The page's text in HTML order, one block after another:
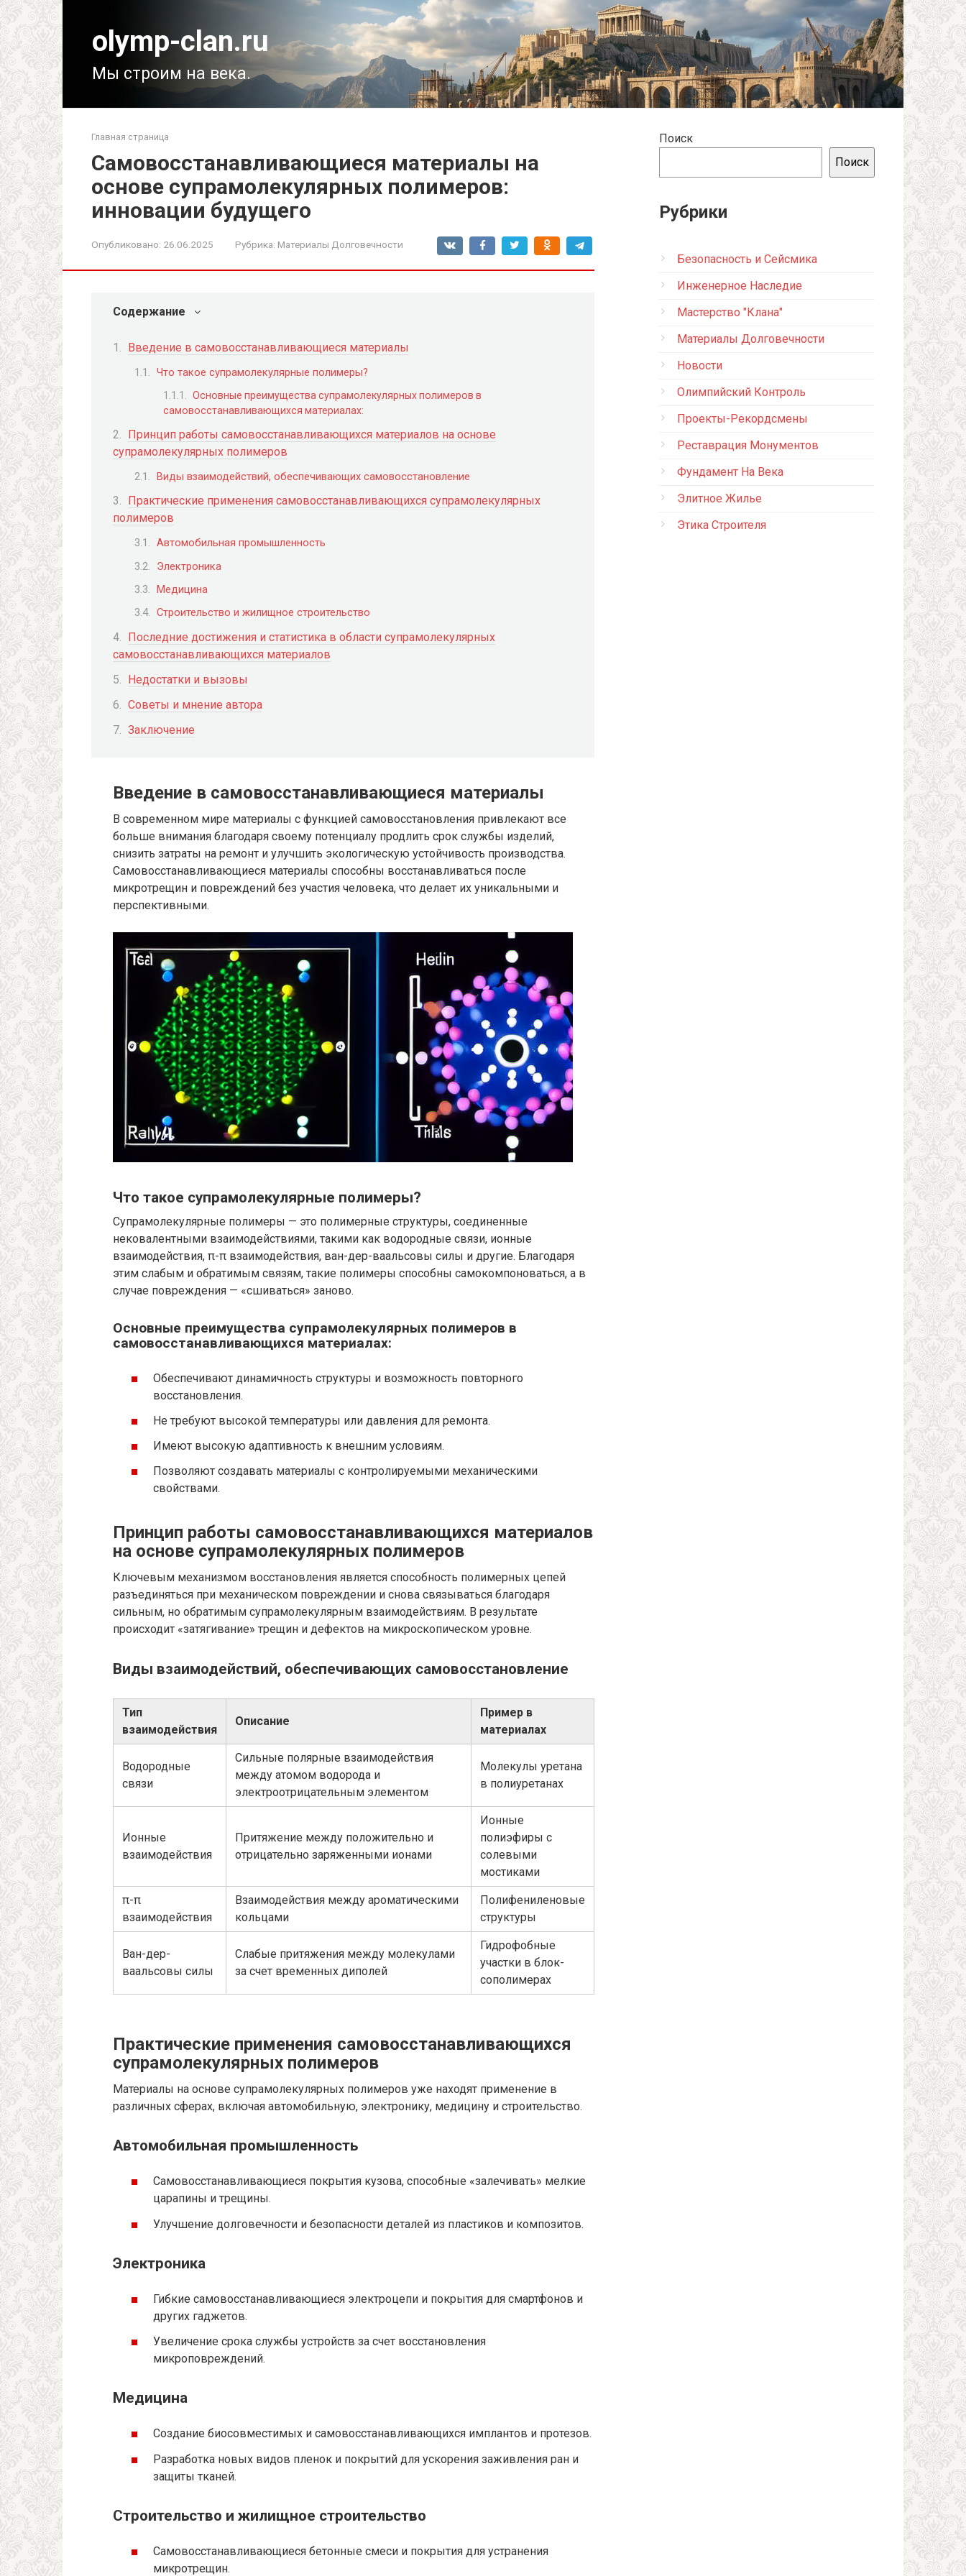
olymp-clan.ru
Мы строим на века.
Главная страница
Самовосстанавливающиеся материалы на
основе супрамолекулярных полимеров:
инновации будущего
Опубликовано: 26.06.2025 Рубрика: Материалы Долговечности
Содержание
Введение в самовосстанавливающиеся материалы
Что такое супрамолекулярные полимеры?
Основные преимущества супрамолекулярных полимеров в
самовосстанавливающихся материалах:
Принцип работы самовосстанавливающихся материалов на основе
супрамолекулярных полимеров
Виды взаимодействий, обеспечивающих самовосстановление
Практические применения самовосстанавливающихся супрамолекулярных
полимеров
Автомобильная промышленность
Электроника
Медицина
Строительство и жилищное строительство
Последние достижения и статистика в области супрамолекулярных
самовосстанавливающихся материалов
Недостатки и вызовы
Советы и мнение автора
Заключение
Введение в самовосстанавливающиеся материалы
В современном мире материалы с функцией самовосстановления привлекают все
больше внимания благодаря своему потенциалу продлить срок службы изделий,
снизить затраты на ремонт и улучшить экологическую устойчивость производства.
Самовосстанавливающиеся материалы способны восстанавливаться после
микротрещин и повреждений без участия человека, что делает их уникальными и
перспективными.
Что такое супрамолекулярные полимеры?
Супрамолекулярные полимеры — это полимерные структуры, соединенные
нековалентными взаимодействиями, такими как водородные связи, ионные
взаимодействия, π-π взаимодействия, ван-дер-ваальсовы силы и другие. Благодаря
этим слабым и обратимым связям, такие полимеры способны самокомпоноваться, а в
случае повреждения — «сшиваться» заново.
Основные преимущества супрамолекулярных полимеров в
самовосстанавливающихся материалах:
Обеспечивают динамичность структуры и возможность повторного
восстановления.
Не требуют высокой температуры или давления для ремонта.
Имеют высокую адаптивность к внешним условиям.
Позволяют создавать материалы с контролируемыми механическими
свойствами.
Принцип работы самовосстанавливающихся материалов
на основе супрамолекулярных полимеров
Ключевым механизмом восстановления является способность полимерных цепей
разъединяться при механическом повреждении и снова связываться благодаря
сильным, но обратимым супрамолекулярным взаимодействиям. В результате
происходит «затягивание» трещин и дефектов на микроскопическом уровне.
Виды взаимодействий, обеспечивающих самовосстановление
Тип
взаимодействия
Описание
Пример в
материалах
Водородные
связи
Сильные полярные взаимодействия
между атомом водорода и
электроотрицательным элементом
Молекулы уретана
в полиуретанах
Ионные
взаимодействия
Притяжение между положительно и
отрицательно заряженными ионами
Ионные
полиэфиры с
солевыми
мостиками
π-π
взаимодействия
Взаимодействия между ароматическими
кольцами
Полифениленовые
структуры
Ван-дер-
ваальсовы силы
Слабые притяжения между молекулами
за счет временных диполей
Гидрофобные
участки в блок-
сополимерах
Практические применения самовосстанавливающихся
супрамолекулярных полимеров
Материалы на основе супрамолекулярных полимеров уже находят применение в
различных сферах, включая автомобильную, электронику, медицину и строительство.
Автомобильная промышленность
Самовосстанавливающиеся покрытия кузова, способные «залечивать» мелкие
царапины и трещины.
Улучшение долговечности и безопасности деталей из пластиков и композитов.
Электроника
Гибкие самовосстанавливающиеся электроцепи и покрытия для смартфонов и
других гаджетов.
Увеличение срока службы устройств за счет восстановления
микроповреждений.
Медицина
Создание биосовместимых и самовосстанавливающихся имплантов и протезов.
Разработка новых видов пленок и покрытий для ускорения заживления ран и
защиты тканей.
Строительство и жилищное строительство
Самовосстанавливающиеся бетонные смеси и покрытия для устранения
микротрещин.
Поиск
Поиск
Рубрики
Безопасность и Сейсмика
Инженерное Наследие
Мастерство "Клана"
Материалы Долговечности
Новости
Олимпийский Контроль
Проекты-Рекордсмены
Реставрация Монументов
Фундамент На Века
Элитное Жилье
Этика Строителя